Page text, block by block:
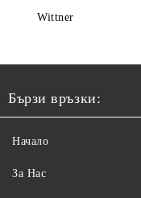
Wittner
Бързи връзки:
Начало
За Нас